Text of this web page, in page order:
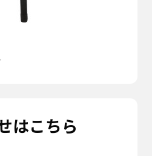
はこちら